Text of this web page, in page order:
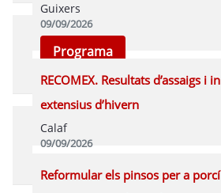
Guixers
09/09/2026
Programa
RECOMEX. Resultats d’assaigs i
extensius d’hivern
Calaf
09/09/2026
Programa
Reformular els pinsos per a